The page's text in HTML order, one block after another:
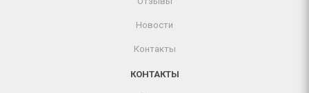
Новости
Контакты
КОНТАКТЫ